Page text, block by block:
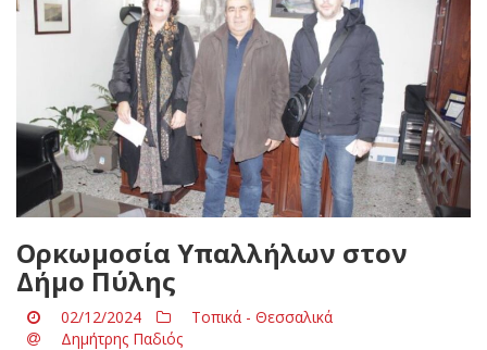
Ορκωμοσία Υπαλλήλων στον
Δήμο Πύλης
02/12/2024
Τοπικά - Θεσσαλικά
Δημήτρης Παδιός